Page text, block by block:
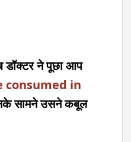
डॉक्टर ने पूछा आप
consumed in
सामने उसने कबूल